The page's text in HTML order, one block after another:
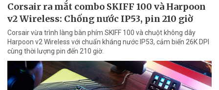
Corsair ra mắt combo SKIFF 100 và Harpoon
v2 Wireless: Chống nước IP53, pin 210 giờ
Corsair vừa trình làng bàn phím SKIFF 100 và chuột không dây
Harpoon v2 Wireless với chuẩn kháng nước IP53, cảm biến 26K DPI
cùng thời lượng pin đến 210 giờ.